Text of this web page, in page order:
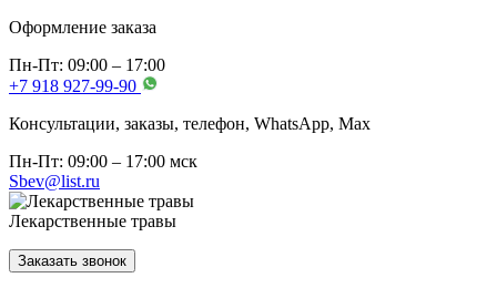
Оформление заказа
Пн-Пт: 09:00 – 17:00
+7 918 927-99-90
Консультации, заказы, телефон, WhatsApp, Мах
Пн-Пт: 09:00 – 17:00 мск
Sbev@list.ru
Лекарственные травы
Заказать звонок